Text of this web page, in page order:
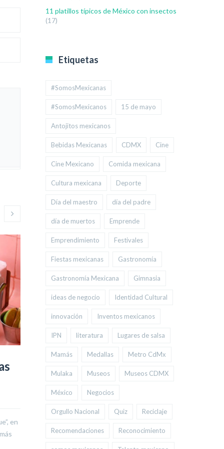
en
puedes dejar de visitar
en CDMX
Aquí está la lista definitiva de los mejores
museos de la Ciudad de México, así que
11 platillos típicos de México con insectos
(17)
Etiquetas
#SomosMexicanas
#SomosMexicanos 15 de mayo
Antojitos mexicanos
Bebidas Mexicanas CDMX Cine
Cine Mexicano Comida mexicana
Cultura mexicana Deporte
Día del maestro día del padre
día de muertos Emprende
Emprendimiento Festivales
Fiestas mexicanas Gastronomía
Gastronomía Mexicana Gimnasia
ideas de negocio Identidad Cultural
innovación Inventos mexicanos
IPN literatura Lugares de salsa
Mamás Medallas Metro CdMx
Mulaka Museos Museos CDMX
México Negocios
Orgullo Nacional Quiz Reciclaje
Recomendaciones Reconocimiento